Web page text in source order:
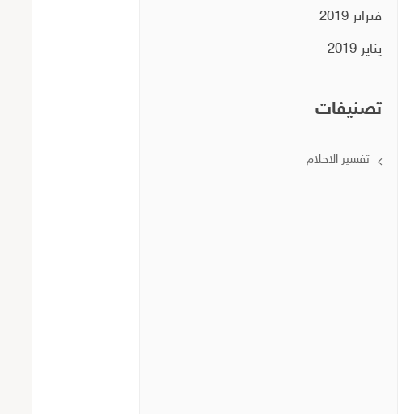
فبراير 2019
يناير 2019
تصنيفات
تفسير الاحلام